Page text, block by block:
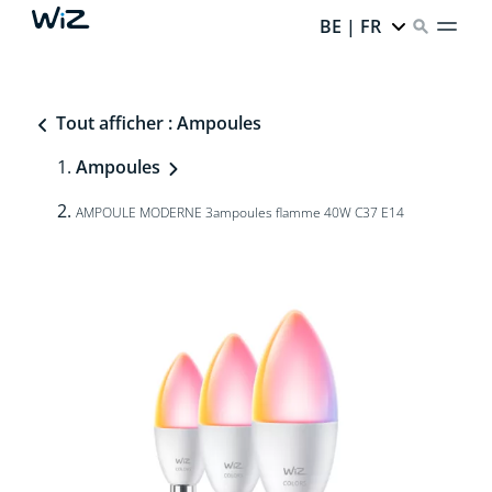
BE | FR
Tout afficher : Ampoules
Ampoules
AMPOULE MODERNE 3ampoules flamme 40W C37 E14